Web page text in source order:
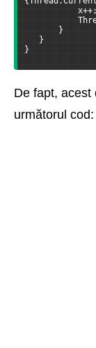
x++;
}
}
}
De fapt, acest
următorul cod: